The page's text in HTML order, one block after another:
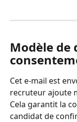
Modèle de
Cet e-mail est
recruteur ajoute
Cela garantit la
candidat de